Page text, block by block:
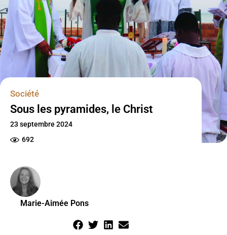
Société
Sous les pyramides, le Christ
23 septembre 2024
692
Marie-Aimée Pons